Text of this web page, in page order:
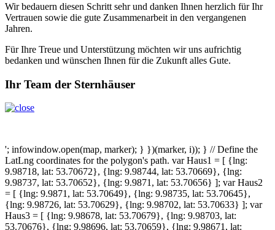
Wir bedauern diesen Schritt sehr und danken Ihnen herzlich für Ihr
Vertrauen sowie die gute Zusammenarbeit in den vergangenen
Jahren.
Für Ihre Treue und Unterstützung möchten wir uns aufrichtig
bedanken und wünschen Ihnen für die Zukunft alles Gute.
Ihr Team der Sternhäuser
'; infowindow.open(map, marker); } })(marker, i)); } // Define the
LatLng coordinates for the polygon's path. var Haus1 = [ {lng:
9.98718, lat: 53.70672}, {lng: 9.98744, lat: 53.70669}, {lng:
9.98737, lat: 53.70652}, {lng: 9.9871, lat: 53.70656} ]; var Haus2
= [ {lng: 9.9871, lat: 53.70649}, {lng: 9.98735, lat: 53.70645},
{lng: 9.98726, lat: 53.70629}, {lng: 9.98702, lat: 53.70633} ]; var
Haus3 = [ {lng: 9.98678, lat: 53.70679}, {lng: 9.98703, lat:
53.70676}, {lng: 9.98696, lat: 53.70659}, {lng: 9.98671, lat: